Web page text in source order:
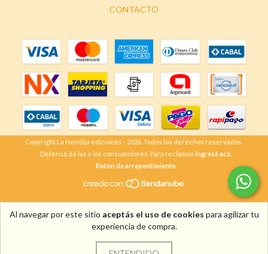
Al navegar por este sitio aceptás el uso de cookies para agilizar tu
experiencia de compra.
CONTACTO
Copyright La Hendija ediciones - 2026. Todos los derechos reservados.
Defensa de las y los consumidores. Para reclamos ingresá acá.
Botón de arrepentimiento